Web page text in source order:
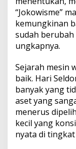
“Jokowisme”
kemungkinan
sudah
ungkapnya.
Sejarah mesin
baik. Hari
banyak yang
aset yang
menerus
kecil yang
nyata di